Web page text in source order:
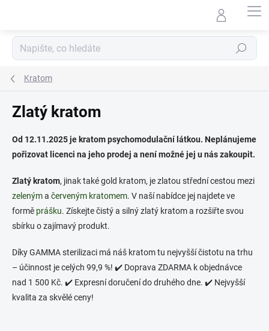
Hledat
Kratom
Zlatý kratom
Od 12.11.2025 je kratom psychomodulační látkou. Neplánujeme
pořizovat licenci na jeho prodej a není možné jej u nás zakoupit.
Zlatý kratom, jinak také gold kratom, je zlatou střední cestou mezi
zelenýma červeným kratomem. V naší nabídce jej najdete ve
formě prášku. Získejte čistý a silný zlatý kratom a rozšiřte svou
sbírku o zajímavý produkt.
Díky GAMMA sterilizaci má náš kratom tu nejvyšší čistotu na trhu
– účinnost je celých 99,9 %! ✔️ Doprava ZDARMA k objednávce
nad 1 500 Kč. ✔️ Expresní doručení do druhého dne. ✔️ Nejvyšší
kvalita za skvělé ceny!